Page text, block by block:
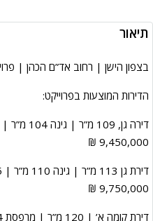
תיאור
בצפון הישן | רחוב אד”ם הכהן |
הדירות המוצעות בפרוייקט:
9,450,000 ₪
9,750,000 ₪